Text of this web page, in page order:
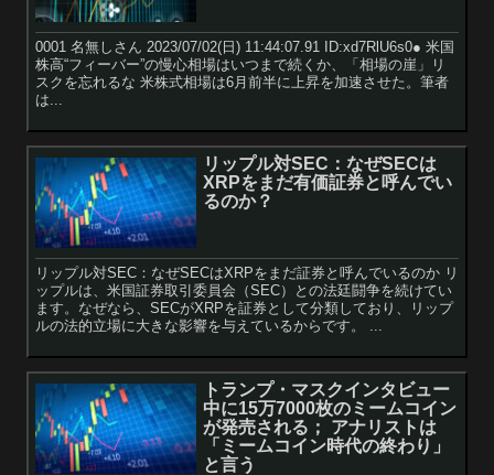
0001 名無しさん 2023/07/02(日) 11:44:07.91 ID:xd7RlU6s0● 米国
株高“フィーバー”の慢心相場はいつまで続くか、「相場の崖」リ
スクを忘れるな 米株式相場は6月前半に上昇を加速させた。筆者
は...
リップル対SEC：なぜSECは
XRPをまだ有価証券と呼んでい
るのか？
リップル対SEC：なぜSECはXRPをまだ証券と呼んでいるのか リ
ップルは、米国証券取引委員会（SEC）との法廷闘争を続けてい
ます。なぜなら、SECがXRPを証券として分類しており、リップ
ルの法的立場に大きな影響を与えているからです。 ...
トランプ・マスクインタビュー
中に15万7000枚のミームコイン
が発売される； アナリストは
「ミームコイン時代の終わり」
と言う